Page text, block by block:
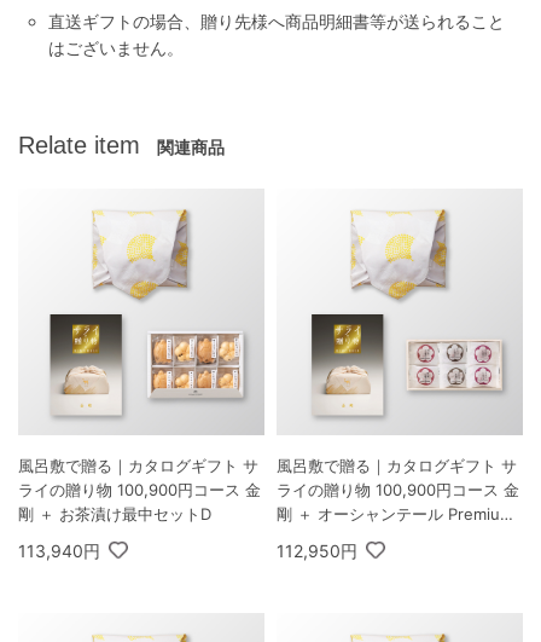
直送ギフトの場合、贈り先様へ商品明細書等が送られること
はございません。
Relate item 関連商品
風呂敷で贈る｜カタログギフト サ
ライの贈り物 100,900円コース 金
剛 ＋ お茶漬け最中セットD
113,940円
風呂敷で贈る｜カタログギフト サ
ライの贈り物 100,900円コース 金
剛 ＋ オーシャンテール Premium
紀州南高梅 6粒 木箱入り
112,950円